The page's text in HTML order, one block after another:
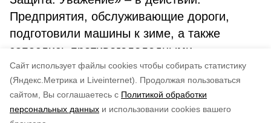
Cайт использует файлы cookies чтобы собирать статистику
(Яндекс.Метрика и Liveinternet).
Продолжая пользоваться
сайтом, Вы соглашаетесь с Политикой обработки
персональных данных и использовании cookies вашего
Предприятия, обслуживающие дороги,
подготовили машины к зиме, а также
запаслись противогололедными
материалами.
по оценке